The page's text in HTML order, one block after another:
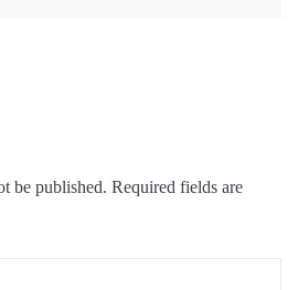
be published. Required fields are